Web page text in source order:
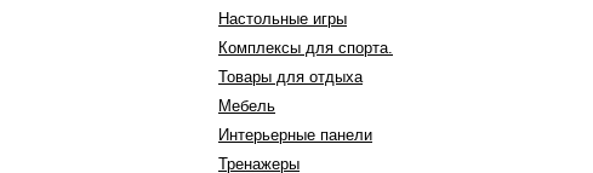
Настольные игры
Комплексы для спорта.
Товары для отдыха
Мебель
Интерьерные панели
Тренажеры